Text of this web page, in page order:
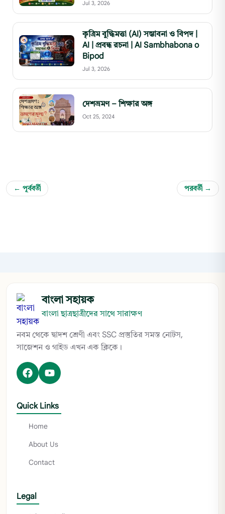
Jul 3, 2026
কৃত্রিম বুদ্ধিমত্তা (AI) সম্ভাবনা ও বিপদ |
AI | প্রবন্ধ রচনা | AI Sambhabona o
Bipod
Jul 3, 2026
দেশভ্রমণ – শিক্ষার অঙ্গ
Oct 25, 2024
← পূর্ববর্তী পরবর্তী →
বাংলা সহায়ক
বাংলা ছাত্রছাত্রীদের সাথে সারাক্ষণ
নবম থেকে দ্বাদশ শ্রেণী এবং SSC প্রস্তুতির সমস্ত নোটস,
সাজেশন ও গাইড এখন এক ক্লিকে।
Quick Links
Home
About Us
Contact
Legal